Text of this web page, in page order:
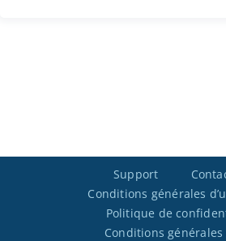
Support
Conditions générales
Politique de
Conditions